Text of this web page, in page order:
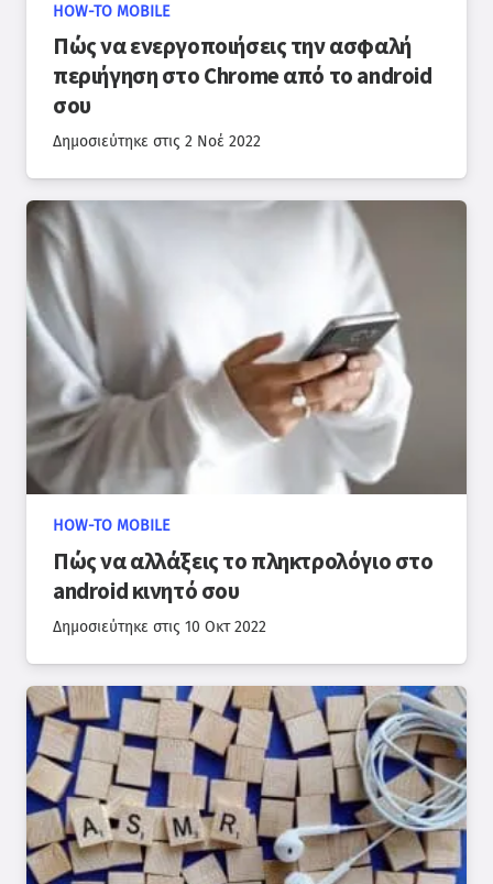
HOW-TO MOBILE
Πώς να ενεργοποιήσεις την ασφαλή
περιήγηση στο Chrome από το android
σου
Δημοσιεύτηκε στις 2 Νοέ 2022
HOW-TO MOBILE
Πώς να αλλάξεις το πληκτρολόγιο στο
android κινητό σου
Δημοσιεύτηκε στις 10 Οκτ 2022